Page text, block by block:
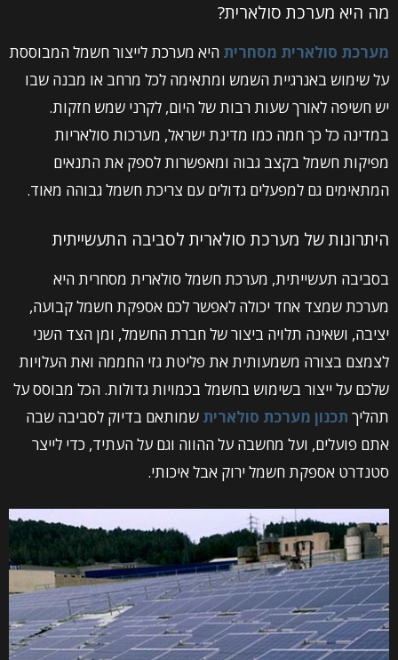
מה היא מערכת סולארית?
מערכת סולארית מסחרית היא מערכת לייצור חשמל המבוססת
על שימוש באנרגיית השמש ומתאימה לכל מרחב או מבנה שבו
יש חשיפה לאורך שעות רבות של היום, לקרני שמש חזקות.
במדינה כל כך חמה כמו מדינת ישראל, מערכות סולאריות
מפיקות חשמל בקצב גבוה ומאפשרות לספק את התנאים
המתאימים גם למפעלים גדולים עם צריכת חשמל גבוהה מאוד.
היתרונות של מערכת סולארית לסביבה התעשייתית
בסביבה תעשייתית, מערכת חשמל סולארית מסחרית היא
מערכת שמצד אחד יכולה לאפשר לכם אספקת חשמל קבועה,
יציבה, ושאינה תלויה ביצור של חברת החשמל, ומן הצד השני
לצמצם בצורה משמעותית את פליטת גזי החממה ואת העלויות
שלכם על ייצור בשימוש בחשמל בכמויות גדולות. הכל מבוסס על
תהליך תכנון מערכת סולארית שמותאם בדיוק לסביבה שבה
אתם פועלים, ועל מחשבה על ההווה וגם על העתיד, כדי לייצר
סטנדרט אספקת חשמל ירוק אבל איכותי.